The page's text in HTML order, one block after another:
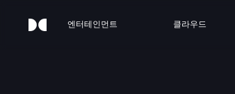
엔터테인먼트 클라우드